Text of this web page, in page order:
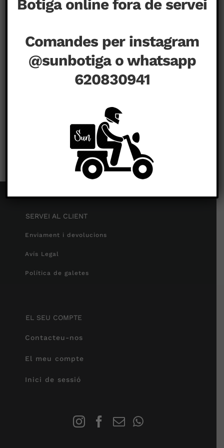
factory53
SERVEI AL CLIENT
Enviament i devolucions
Avís Legal
Política de galetes
EL SEU COMPTE
Contacteu-nos
El meu compte
Inici de sessió
Botiga online fora de servei
Comandes per instagram
@sunbotiga o whatsapp
620830941